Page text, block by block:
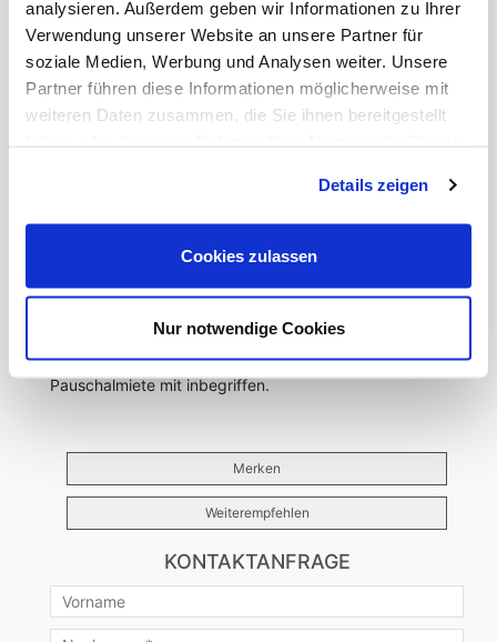
analysieren. Außerdem geben wir Informationen zu Ihrer
Verwendung unserer Website an unsere Partner für
soziale Medien, Werbung und Analysen weiter. Unsere
Partner führen diese Informationen möglicherweise mit
weiteren Daten zusammen, die Sie ihnen bereitgestellt
Details zeigen
Cookies zulassen
Nur notwendige Cookies
Betriebskosten, Strom und Internet sind in der
Pauschalmiete mit inbegriffen.
Merken
Weiterempfehlen
KONTAKTANFRAGE